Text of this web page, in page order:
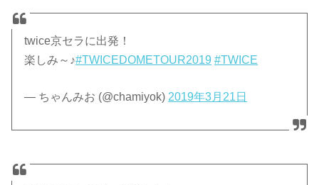
twice京セラに出発！
楽しみ～♪#TWICEDOMETOUR2019 #TWICE
— ちゃんみお (@chamiyok) 2019年3月21日